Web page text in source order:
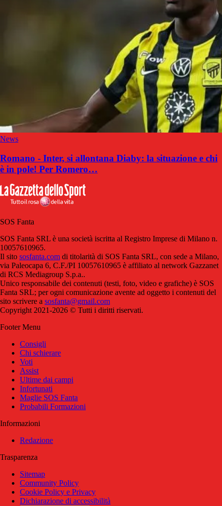
News
Romano - Inter, si allontana Diaby: la situazione e chi
è in pole! Per Romero…
SOS Fanta
SOS Fanta SRL è una società iscritta al Registro Imprese di Milano n.
10057610965.
Il sito sosfanta.com di titolarità di SOS Fanta SRL, con sede a Milano,
via Paleocapa 6, C.F./PI 10057610965 è affiliato al network Gazzanet
di RCS Mediagroup S.p.a..
Unico responsabile dei contenuti (testi, foto, video e grafiche) è SOS
Fanta SRL; per ogni comunicazione avente ad oggetto i contenuti del
sito scrivere a sosfanta@gmail.com
Copyright 2021-2026 © Tutti i diritti riservati.
Footer Menu
Consigli
Chi schierare
Voti
Assist
Ultime dai campi
Infortunati
Maglie SOS Fanta
Probabili Formazioni
Informazioni
Redazione
Trasparenza
Sitemap
Community Policy
Cookie Policy e Privacy
Dichiarazione di accessibilità